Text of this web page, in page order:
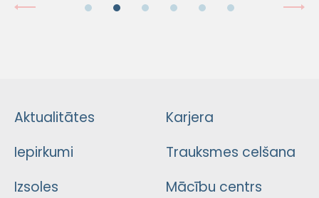
Aktualitātes
Iepirkumi
Izsoles
Karjera
Trauksmes celšana
Mācību centrs